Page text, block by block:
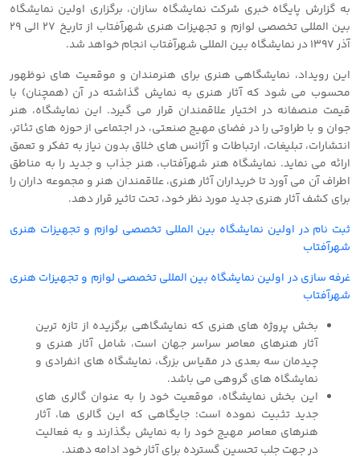
به گزارش پایگاه خبری شرکت نمایشگاه سازان، برگزاری اولین نمایشگاه
بین المللی تخصصی لوازم و تجهیزات هنری شهرآفتاب از تاریخ 27 الی 29
آذر 1397 در نمایشگاه بین المللی شهرآفتاب انجام خواهد شد.
این رویداد، نمایشگاهی هنری برای هنرمندان و موقعیت های نوظهور
محسوب می شود که آثار هنری به نمایش گذاشته در آن (همچنان) با
قیمت منصفانه در اختیار علاقمندان قرار می گیرد. این نمایشگاه، هنر
جوان و با طراوتی را در فضای مهیج صنعتی، در اجتماعی از حوزه های تئاتر،
انتشارات، تبلیغات، ارتباطات و آژانس های خلاق بدون نیاز به تفکر و تعمق
ارائه می نماید. نمایشگاه هنر شهرآفتاب، هنر جذاب و جدید را به مناطق
اطراف آن می آورد تا خریداران آثار هنری، علاقمندان هنر و مجموعه داران را
برای کشف آثار هنری جدید مورد نظر خود، تحت تاثیر قرار دهد.
ثبت نام در اولین نمایشگاه بین المللی تخصصی لوازم و تجهیزات هنری
شهرآفتاب
غرفه سازی در اولین نمایشگاه بین المللی تخصصی لوازم و تجهیزات هنری
شهرآفتاب
بخش پروژه های هنری که نمایشگاهی برگزیده از تازه ترین
آثار هنرهای معاصر سراسر جهان است، شامل آثار هنری و
چیدمان سه بعدی در مقیاس بزرگ، نمایشگاه های انفرادی و
نمایشگاه های گروهی می باشد.
این بخش نمایشگاه، موقعیت خود را به عنوان گالری های
جدید تثبیت نموده است؛ جایگاهی که این گالری ها، آثار
هنرهای معاصر مهیج خود را به نمایش بگذارند و به فعالیت
در جهت جلب تحسین گسترده برای آثار خود ادامه دهند.